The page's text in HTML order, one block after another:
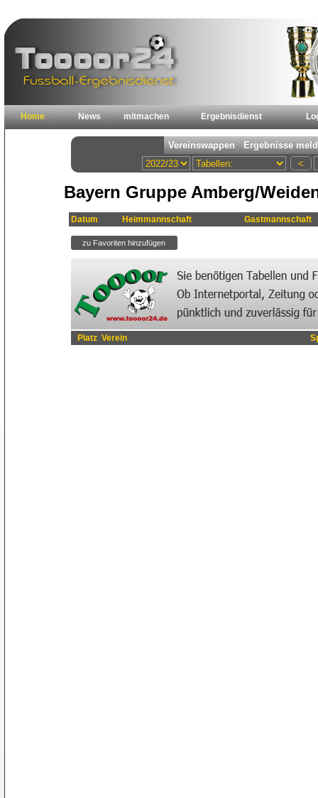
Home News mitmachen Ergebnisdienst
Bayern Gruppe Amberg/
Datum Heimmannschaft Gastmannschaft
Platz Verein